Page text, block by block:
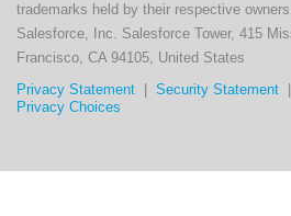
trademarks held by their respective
Salesforce, Inc. Salesforce Tower, 415
Francisco, CA 94105, United States
Privacy Statement
Security Statement
Privacy Choices